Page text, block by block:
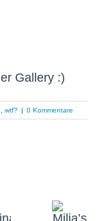
Gallery :)
wtf? | 0 Kommentare